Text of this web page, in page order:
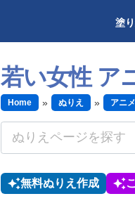
塗
若い女性 ア
Home ぬりえ アニ
無料ぬりえ作成